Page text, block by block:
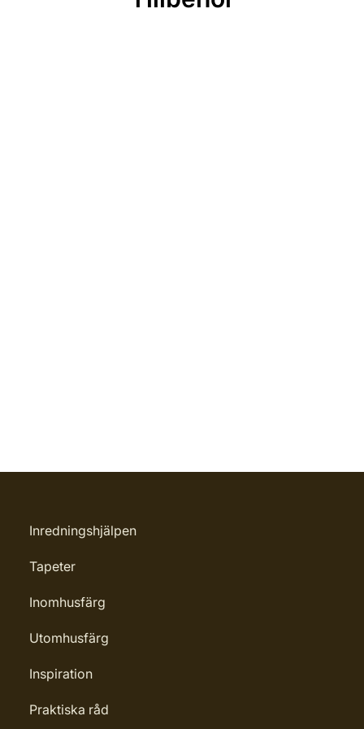
Inredningshjälpen
Tapeter
Inomhusfärg
Utomhusfärg
Inspiration
Praktiska råd